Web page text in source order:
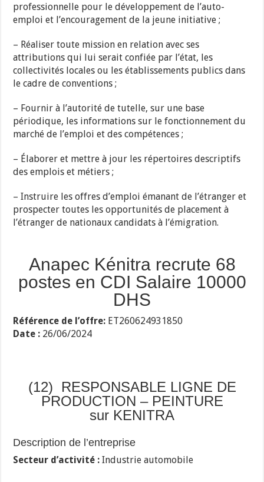
professionnelle pour le développement de l’auto-
emploi et l’encouragement de la jeune initiative ;
– Réaliser toute mission en relation avec ses
attributions qui lui serait confiée par l’état, les
collectivités locales ou les établissements publics dans
le cadre de conventions ;
– Fournir à l’autorité de tutelle, sur une base
périodique, les informations sur le fonctionnement du
marché de l’emploi et des compétences ;
– Élaborer et mettre à jour les répertoires descriptifs
des emplois et métiers ;
– Instruire les offres d’emploi émanant de l’étranger et
prospecter toutes les opportunités de placement à
l’étranger de nationaux candidats à l’émigration.
Anapec Kénitra recrute 68
postes en CDI Salaire 10000
DHS
Référence de l’offre: ET260624931850
Date : 26/06/2024
(12) RESPONSABLE LIGNE DE
PRODUCTION – PEINTURE
sur KENITRA
Description de l’entreprise
Secteur d’activité : Industrie automobile